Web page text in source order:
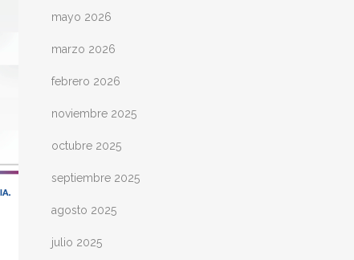
mayo 2026
marzo 2026
febrero 2026
noviembre 2025
octubre 2025
septiembre 2025
agosto 2025
julio 2025